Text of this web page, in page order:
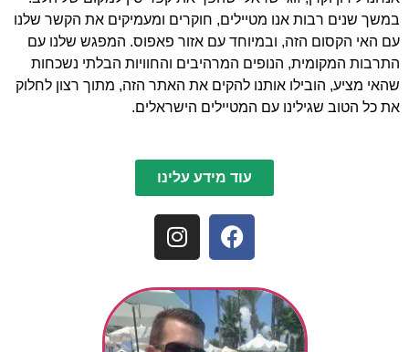
במשך שנים רבות אנו מטיילים, חוקרים ומעמיקים את הקשר שלנו
עם האי הקסום הזה, ובמיוחד עם אזור פאפוס. המפגש שלנו עם
התרבות המקומית, הנופים המרהיבים והחוויות הבלתי נשכחות
שהאי מציע, הובילו אותנו להקים את האתר הזה, מתוך רצון לחלוק
את כל הטוב שגילינו עם המטיילים הישראלים.
עוד מידע עלינו